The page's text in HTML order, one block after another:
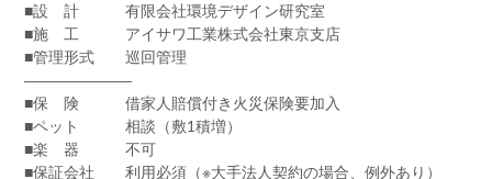
■設 計 有限会社環境デザイン研究室
■施 工 アイサワ工業株式会社東京支店
■管理形式 巡回管理
―――――――
■保 険 借家人賠償付き火災保険要加入
■ペット 相談（敷1積増）
■楽 器 不可
■保証会社 利用必須（※大手法人契約の場合、例外あり）